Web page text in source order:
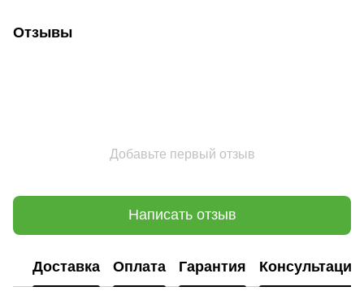
Отзывы
Добавьте первый отзыв
Написать отзыв
Доставка Оплата Гарантия Консультация